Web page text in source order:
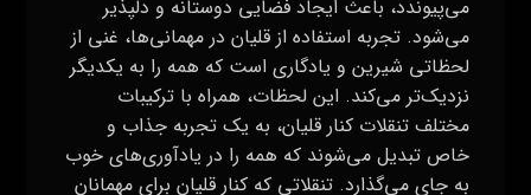
می‌پیوندد، باعث ایجاد فضایی دوستانه و دلپذیر
می‌شود. تجربه استفاده از قلیان در مهمانی‌ها، غنی از
لحظاتی شیرین و یادگاری است که همه را به یکدیگر
نزدیک‌تر می‌کند. این لحظات، همراه با ترکیبات
مختلف تنقلات کنار قلیان، به یک تجربه جذاب و
خاص تبدیل می‌شوند که همه را در یادآوری‌های خوب
به جای می‌گذارد. تنقلاتی که کنار قلیان برای مهمانان